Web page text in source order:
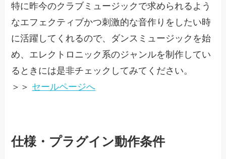
特に昨今のクラブミュージックで求められるよう
なエフェクティブかつ刺激的な音作りをしたい時
に活躍してくれるので、ダンスミュージックを始
め、エレクトロニック系のジャンルを制作してい
るときには是非チェックしてみてください。
＞＞ セールページへ
仕様・プラグイン動作条件